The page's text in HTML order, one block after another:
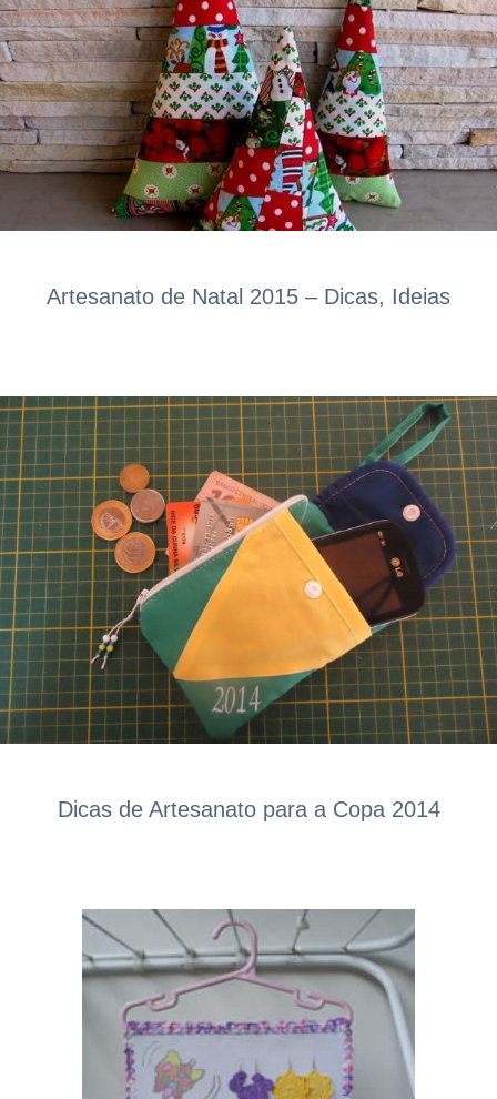
Artesanato de Natal 2015 – Dicas, Ideias
Dicas de Artesanato para a Copa 2014